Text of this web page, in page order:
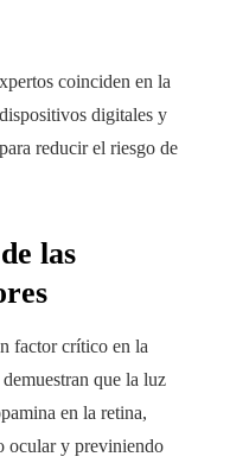
coinciden en la
digitales y
reducir el riesgo de
las
factor crítico en la
que la luz
en la retina,
ocular y previniendo